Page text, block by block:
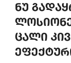
ნუ
ცალი